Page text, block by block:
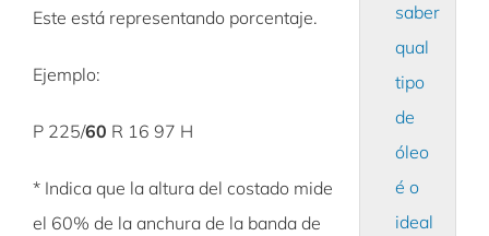
Este está representando porcentaje.
Ejemplo:
P 225/60 R 16 97 H
* Indica que la altura del costado mide
el 60% de la anchura de la banda de
saber
qual
tipo
de
óleo
é o
ideal